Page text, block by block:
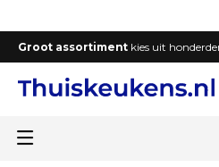
Groot assortiment kies uit